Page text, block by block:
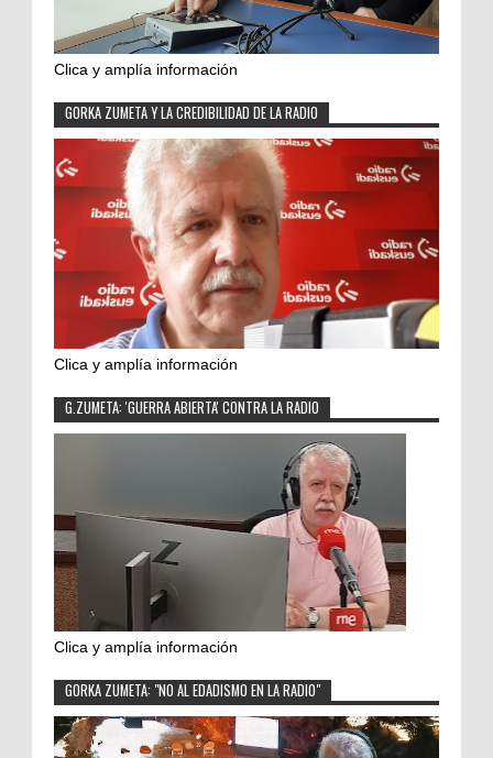
Clica y amplía información
GORKA ZUMETA Y LA CREDIBILIDAD DE LA RADIO
Clica y amplía información
G.ZUMETA: 'GUERRA ABIERTA' CONTRA LA RADIO
Clica y amplía información
GORKA ZUMETA: "NO AL EDADISMO EN LA RADIO"